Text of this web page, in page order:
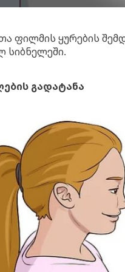
ფილმის ყურების
სიბნელეში.
გადატანა